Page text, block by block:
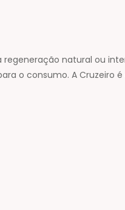
regeneração natural ou
o consumo. A Cruzeiro